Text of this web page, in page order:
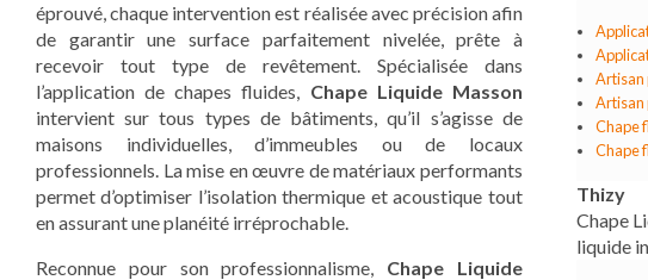
éprouvé, chaque intervention est réalisée avec précision afin
de garantir une surface parfaitement nivelée, prête à
recevoir tout type de revêtement. Spécialisée dans
l’application de chapes fluides, Chape Liquide Masson
intervient sur tous types de bâtiments, qu’il s’agisse de
maisons individuelles, d’immeubles ou de locaux
professionnels. La mise en œuvre de matériaux performants
permet d’optimiser l’isolation thermique et acoustique tout
en assurant une planéité irréprochable.
Reconnue pour son professionnalisme, Chape Liquide
Artisan
Artisan
Chape
Chape
Thizy
Chape
liquide